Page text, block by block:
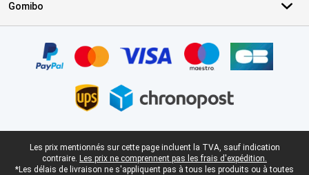
Gomibo
Pied-de-page légal
Les prix mentionnés sur cette page incluent la TVA, sauf indication
contraire. Les prix ne comprennent pas les frais d'expédition.
*Les délais de livraison ne s'appliquent pas à tous les produits ou à toutes